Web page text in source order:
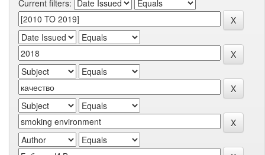
Current filters: